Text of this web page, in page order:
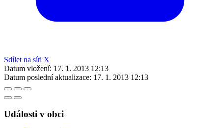
Sdílet na síti X
Datum vložení: 17. 1. 2013 12:13
Datum poslední aktualizace: 17. 1. 2013 12:13
Události v obci